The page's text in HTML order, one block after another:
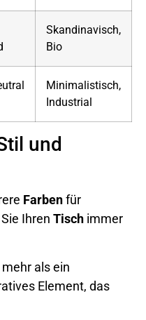
Skandinavisch,
Bio
Minimalistisch,
Industrial
und
Farbenfür
Ihren Tisch immer
als ein
Element, das